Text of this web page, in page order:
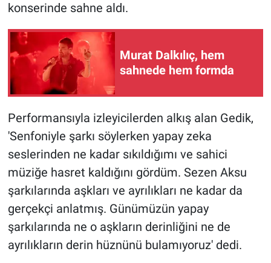
konserinde sahne aldı.
Murat Dalkılıç, hem
sahnede hem formda
Performansıyla izleyicilerden alkış alan Gedik,
'Senfoniyle şarkı söylerken yapay zeka
seslerinden ne kadar sıkıldığımı ve sahici
müziğe hasret kaldığını gördüm. Sezen Aksu
şarkılarında aşkları ve ayrılıkları ne kadar da
gerçekçi anlatmış. Günümüzün yapay
şarkılarında ne o aşkların derinliğini ne de
ayrılıkların derin hüznünü bulamıyoruz' dedi.